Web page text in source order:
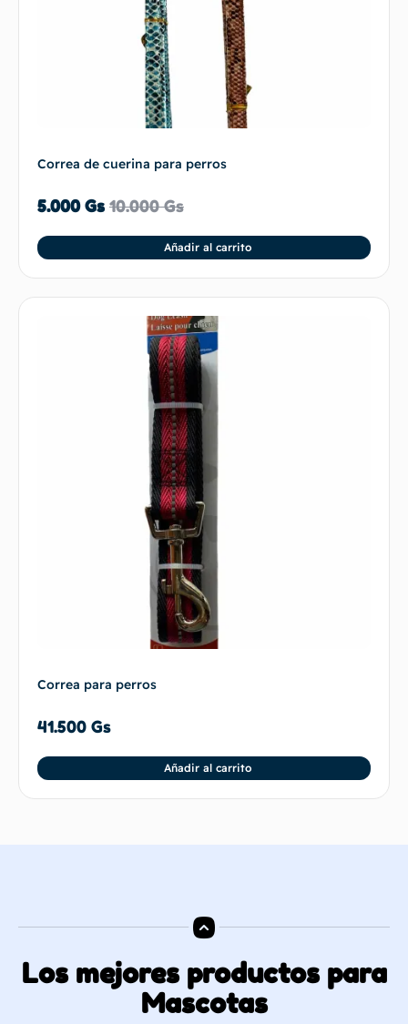
Correa de cuerina para perros
10.000Gs
5.000Gs
Añadir al carrito
Correa para perros
41.500 Gs
Añadir al carrito
Los mejores productos para
Mascotas